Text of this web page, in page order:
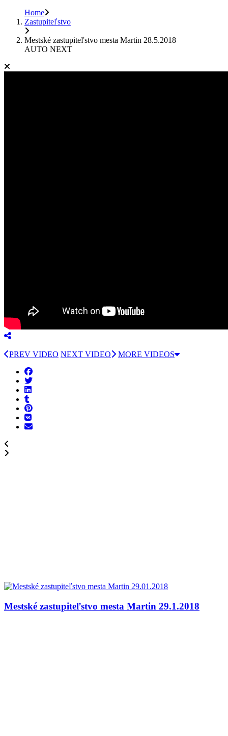
Home
Zastupiteľstvo
Mestské zastupiteľstvo mesta Martin 28.5.2018
AUTO NEXT
PREV VIDEO NEXT VIDEO MORE VIDEOS
Mestské zastupiteľstvo mesta Martin 29.1.2018